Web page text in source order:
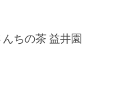
ちの茶 益井園